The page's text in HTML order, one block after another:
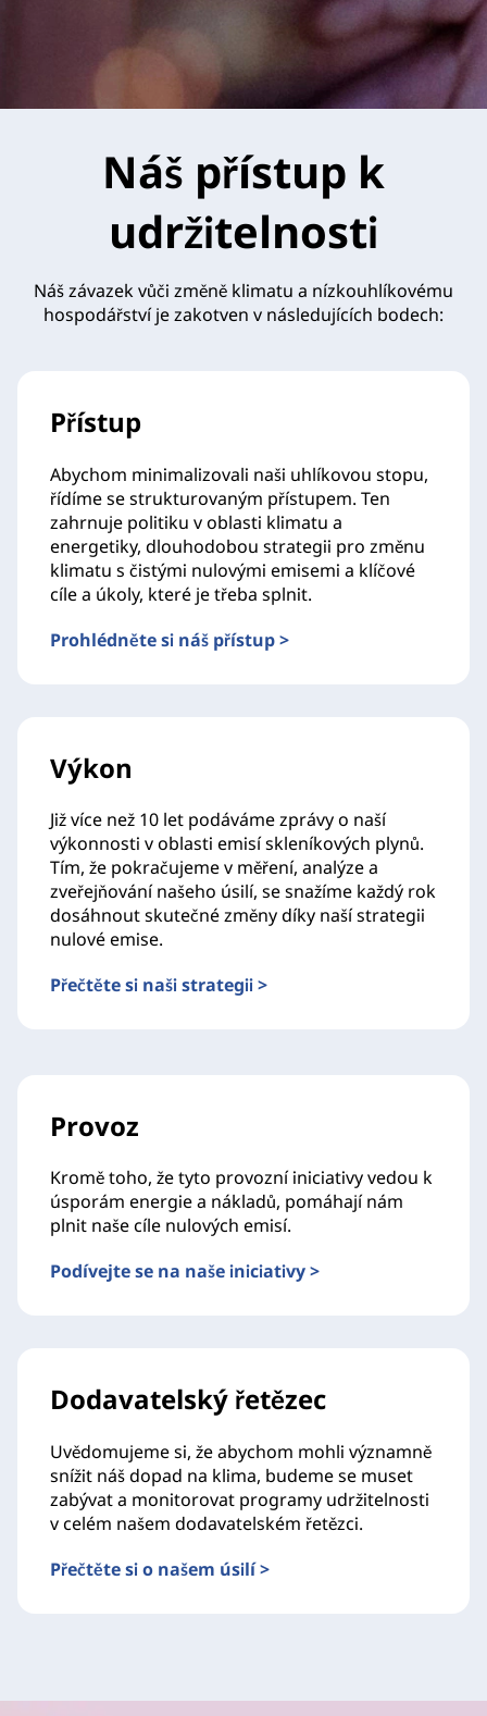
Náš přístup k
udržitelnosti
Náš závazek vůči změně klimatu a nízkouhlíkovému
hospodářství je zakotven v následujících bodech:
Přístup
Abychom minimalizovali naši uhlíkovou stopu,
řídíme se strukturovaným přístupem. Ten
zahrnuje politiku v oblasti klimatu a
energetiky, dlouhodobou strategii pro změnu
klimatu s čistými nulovými emisemi a klíčové
cíle a úkoly, které je třeba splnit.
Prohlédněte si náš přístup >
Výkon
Již více než 10 let podáváme zprávy o naší
výkonnosti v oblasti emisí skleníkových plynů.
Tím, že pokračujeme v měření, analýze a
zveřejňování našeho úsilí, se snažíme každý rok
dosáhnout skutečné změny díky naší strategii
nulové emise.
Přečtěte si naši strategii >
Provoz
Kromě toho, že tyto provozní iniciativy vedou k
úsporám energie a nákladů, pomáhají nám
plnit naše cíle nulových emisí.
Podívejte se na naše iniciativy >
Dodavatelský řetězec
Uvědomujeme si, že abychom mohli významně
snížit náš dopad na klima, budeme se muset
zabývat a monitorovat programy udržitelnosti
v celém našem dodavatelském řetězci.
Přečtěte si o našem úsilí >